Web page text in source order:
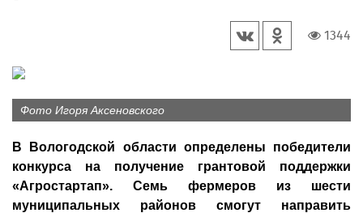
1344
Фото Игоря Аксеновского
В Вологодской области определены победители
конкурса на получение грантовой поддержки
«Агростартап». Семь фермеров из шести
муниципальных районов смогут направить